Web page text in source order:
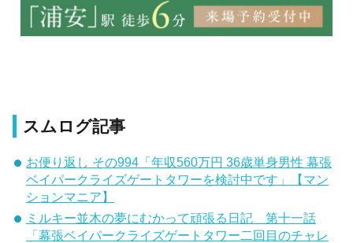
スムログ記事
お便り返し その994「年収560万円 36歳単身男性 幕張
ベイパークライズゲートタワーを検討中です」【マン
ションマニア】
ミルキー並木の夢にむかって頑張る日記 第十一話
「幕張ベイパークライズゲートタワー二回目のチャレ